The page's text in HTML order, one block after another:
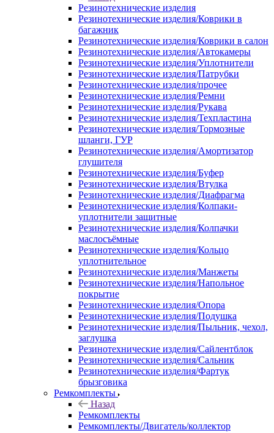
Резинотехнические изделия
Резинотехнические изделия/Коврики в
багажник
Резинотехнические изделия/Коврики в салон
Резинотехнические изделия/Автокамеры
Резинотехнические изделия/Уплотнители
Резинотехнические изделия/Патрубки
Резинотехнические изделия/прочее
Резинотехнические изделия/Ремни
Резинотехнические изделия/Рукава
Резинотехнические изделия/Техпластина
Резинотехнические изделия/Тормозные
шланги, ГУР
Резинотехнические изделия/Амортизатор
глушителя
Резинотехнические изделия/Буфер
Резинотехнические изделия/Втулка
Резинотехнические изделия/Диафрагма
Резинотехнические изделия/Колпаки-
уплотнители защитные
Резинотехнические изделия/Колпачки
маслосъёмные
Резинотехнические изделия/Кольцо
уплотнительное
Резинотехнические изделия/Манжеты
Резинотехнические изделия/Напольное
покрытие
Резинотехнические изделия/Опора
Резинотехнические изделия/Подушка
Резинотехнические изделия/Пыльник, чехол,
заглушка
Резинотехнические изделия/Сайлентблок
Резинотехнические изделия/Сальник
Резинотехнические изделия/Фартук
брызговика
Ремкомплекты
Назад
Ремкомплекты
Ремкомплекты/Двигатель/коллектор